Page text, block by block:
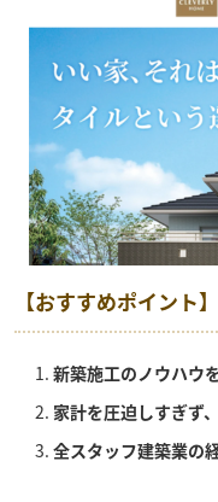
【おすすめポイント】
新築施工のノウハウ
家計を圧迫しすぎず
全スタッフ建築業の